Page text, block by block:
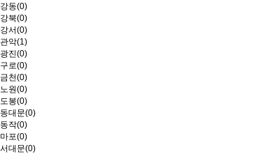
강동(0)
강북(0)
강서(0)
관악(1)
광진(0)
구로(0)
금천(0)
노원(0)
도봉(0)
동대문(0)
동작(0)
마포(0)
서대문(0)